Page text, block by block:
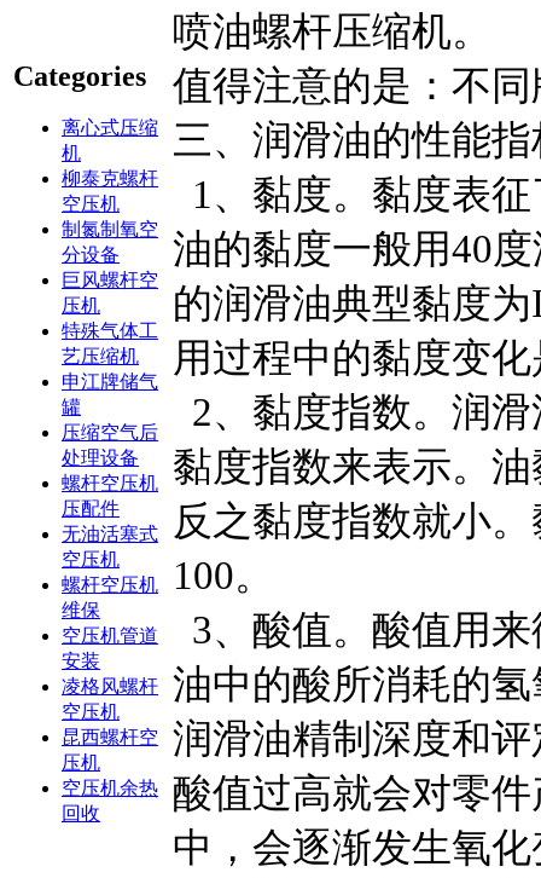
Categories
离心式压缩
机
柳泰克螺杆
空压机
制氮制氧空
分设备
巨风螺杆空
压机
特殊气体工
艺压缩机
申江牌储气
罐
压缩空气后
处理设备
螺杆空压机
压配件
无油活塞式
空压机
螺杆空压机
维保
空压机管道
安装
凌格风螺杆
空压机
昆西螺杆空
压机
空压机余热
回收
喷油螺杆压缩机。
值得注意的是：不
三、润滑油的性能
1、黏度。黏度表
油的黏度一般用40
的润滑油典型黏度
用过程中的黏度变
2、黏度指数。润
黏度指数来表示。
反之黏度指数就小
100。
3、酸值。酸值用
油中的酸所消耗的
润滑油精制深度和
酸值过高就会对零
中，会逐渐发生氧